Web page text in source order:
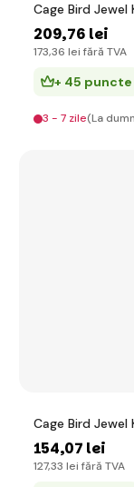
Cage Bird
209,76 lei
173,36 lei fără TVA
+ 45 puncte
3 - 7 zile(La
Cage Bird
154,07 lei
127,33 lei fără TVA